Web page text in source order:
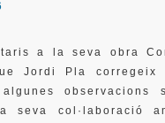
a la seva obra
Jordi Pla corregeix
observacions
seva col·laboració